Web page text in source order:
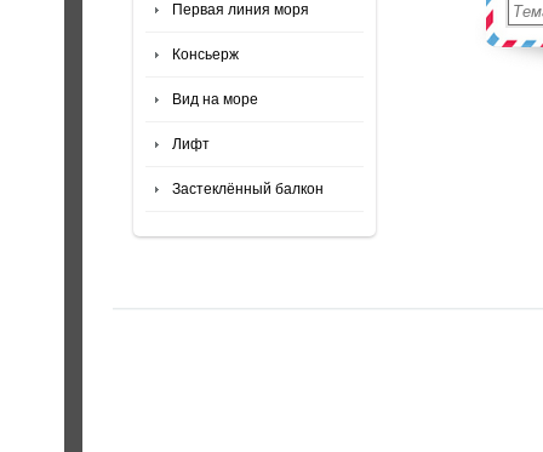
Первая линия моря
Консьерж
Вид на море
Лифт
Застеклённый балкон